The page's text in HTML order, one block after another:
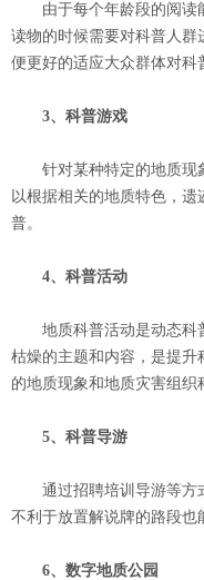
由于每个年龄段的阅读
读物的时候需要对科普人群
便更好的适应大众群体对科
3、科普游戏
针对某种特定的地质现
以根据相关的地质特色，
普。
4、科普活动
地质科普活动是动态科
枯燥的主题和内容，是提升
的地质现象和地质灾害组织
5、科普导游
通过招聘培训导游等方
不利于放置解说牌的路段也
6、数字地质公园